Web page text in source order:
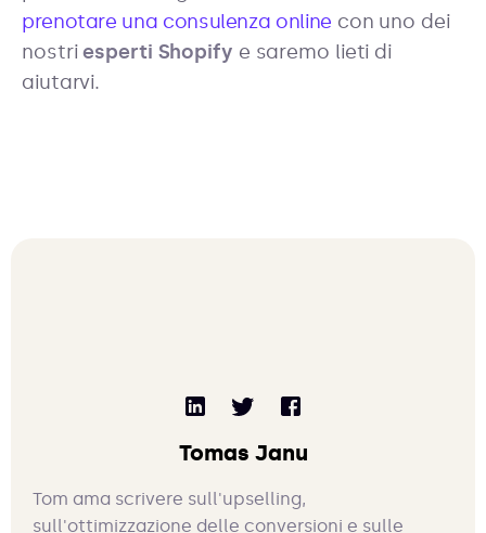
prenotare una consulenza online con uno dei
nostriesperti Shopify e saremo lieti di
aiutarvi.
Tomas Janu
Tom ama scrivere sull'upselling,
sull'ottimizzazione delle conversioni e sulle